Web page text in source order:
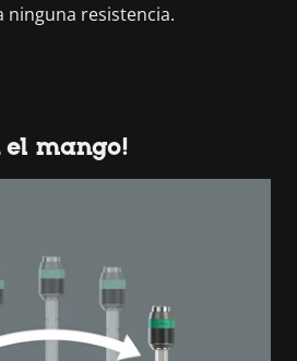
resistencia.
el mango!